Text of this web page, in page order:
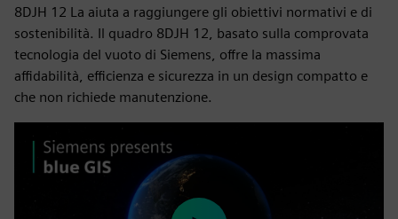
8DJH 12 La aiuta a raggiungere gli obiettivi normativi e di
sostenibilità. Il quadro 8DJH 12, basato sulla comprovata
tecnologia del vuoto di Siemens, offre la massima
affidabilità, efficienza e sicurezza in un design compatto e
che non richiede manutenzione.